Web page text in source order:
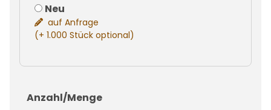
Neu
auf Anfrage
(+ 1.000 Stück optional)
Anzahl/Menge